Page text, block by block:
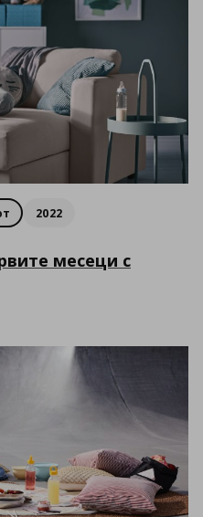
2022
месеци с